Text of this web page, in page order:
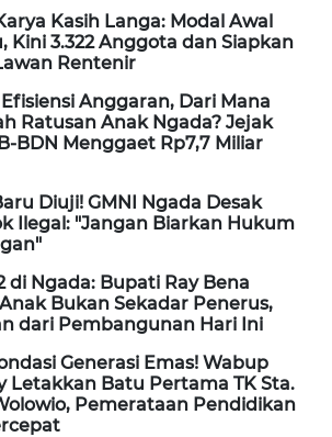
Kasih Langa: Modal Awal
Kini 3.322 Anggota dan Siapkan
Rentenir
Anggaran, Dari Mana
Ratusan Anak Ngada? Jejak
BDN Menggaet Rp7,7 Miliar
Diuji! GMNI Ngada Desak
Ilegal: "Jangan Biarkan Hukum
di Ngada: Bupati Ray Bena
Bukan Sekadar Penerus,
dari Pembangunan Hari Ini
Generasi Emas! Wabup
Letakkan Batu Pertama TK Sta.
Pemerataan Pendidikan